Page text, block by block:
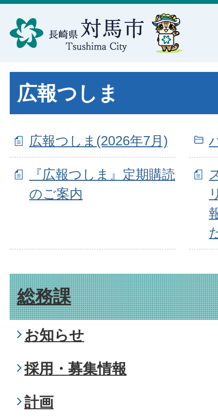
広報つしま
広報つしま(2026年7月)
『広報つしま』定期購読
のご案内
総務課
お知らせ
採用・募集情報
計画